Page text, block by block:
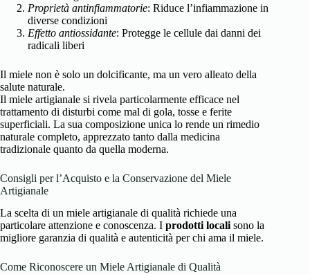
Proprietà antinfiammatorie: Riduce l’infiammazione in
diverse condizioni
Effetto antiossidante: Protegge le cellule dai danni dei
radicali liberi
Il miele non è solo un dolcificante, ma un vero alleato della
salute naturale.
Il miele artigianale si rivela particolarmente efficace nel
trattamento di disturbi come mal di gola, tosse e ferite
superficiali. La sua composizione unica lo rende un rimedio
naturale completo, apprezzato tanto dalla medicina
tradizionale quanto da quella moderna.
Consigli per l’Acquisto e la Conservazione del Miele
Artigianale
La scelta di un miele artigianale di qualità richiede una
particolare attenzione e conoscenza. I prodotti locali sono la
migliore garanzia di qualità e autenticità per chi ama il miele.
Come Riconoscere un Miele Artigianale di Qualità